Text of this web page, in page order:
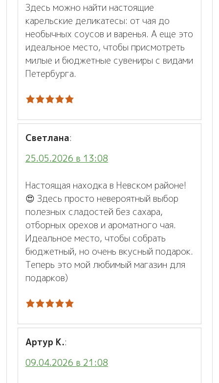
Здесь можно найти настоящие
карельские деликатесы: от чая до
необычных соусов и варенья. А еще это
идеальное место, чтобы присмотреть
милые и бюджетные сувениры с видами
Петербурга.
Светлана:
25.05.2026 в 13:08
Настоящая находка в Невском районе!
😍 Здесь просто невероятный выбор
полезных сладостей без сахара,
отборных орехов и ароматного чая.
Идеальное место, чтобы собрать
бюджетный, но очень вкусный подарок.
Теперь это мой любимый магазин для
подарков)
Артур К.:
09.04.2026 в 21:08